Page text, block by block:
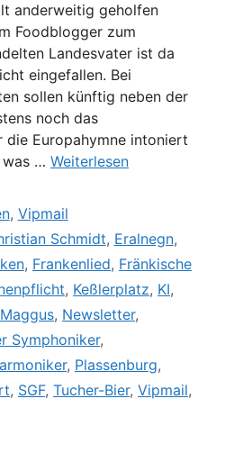
anderweitig geholfen
Foodblogger zum
Landesvater ist da
eingefallen. Bei
sollen künftig neben der
noch das
die Europahymne intoniert
was … Weiterlesen
, Vipmail
Schmidt, Eralnegn,
, Frankenlied, Fränkische
, Keßlerplatz, KI,
Maggus, Newsletter,
Symphoniker,
, Plassenburg,
, SGF, Tucher-Bier, Vipmail,